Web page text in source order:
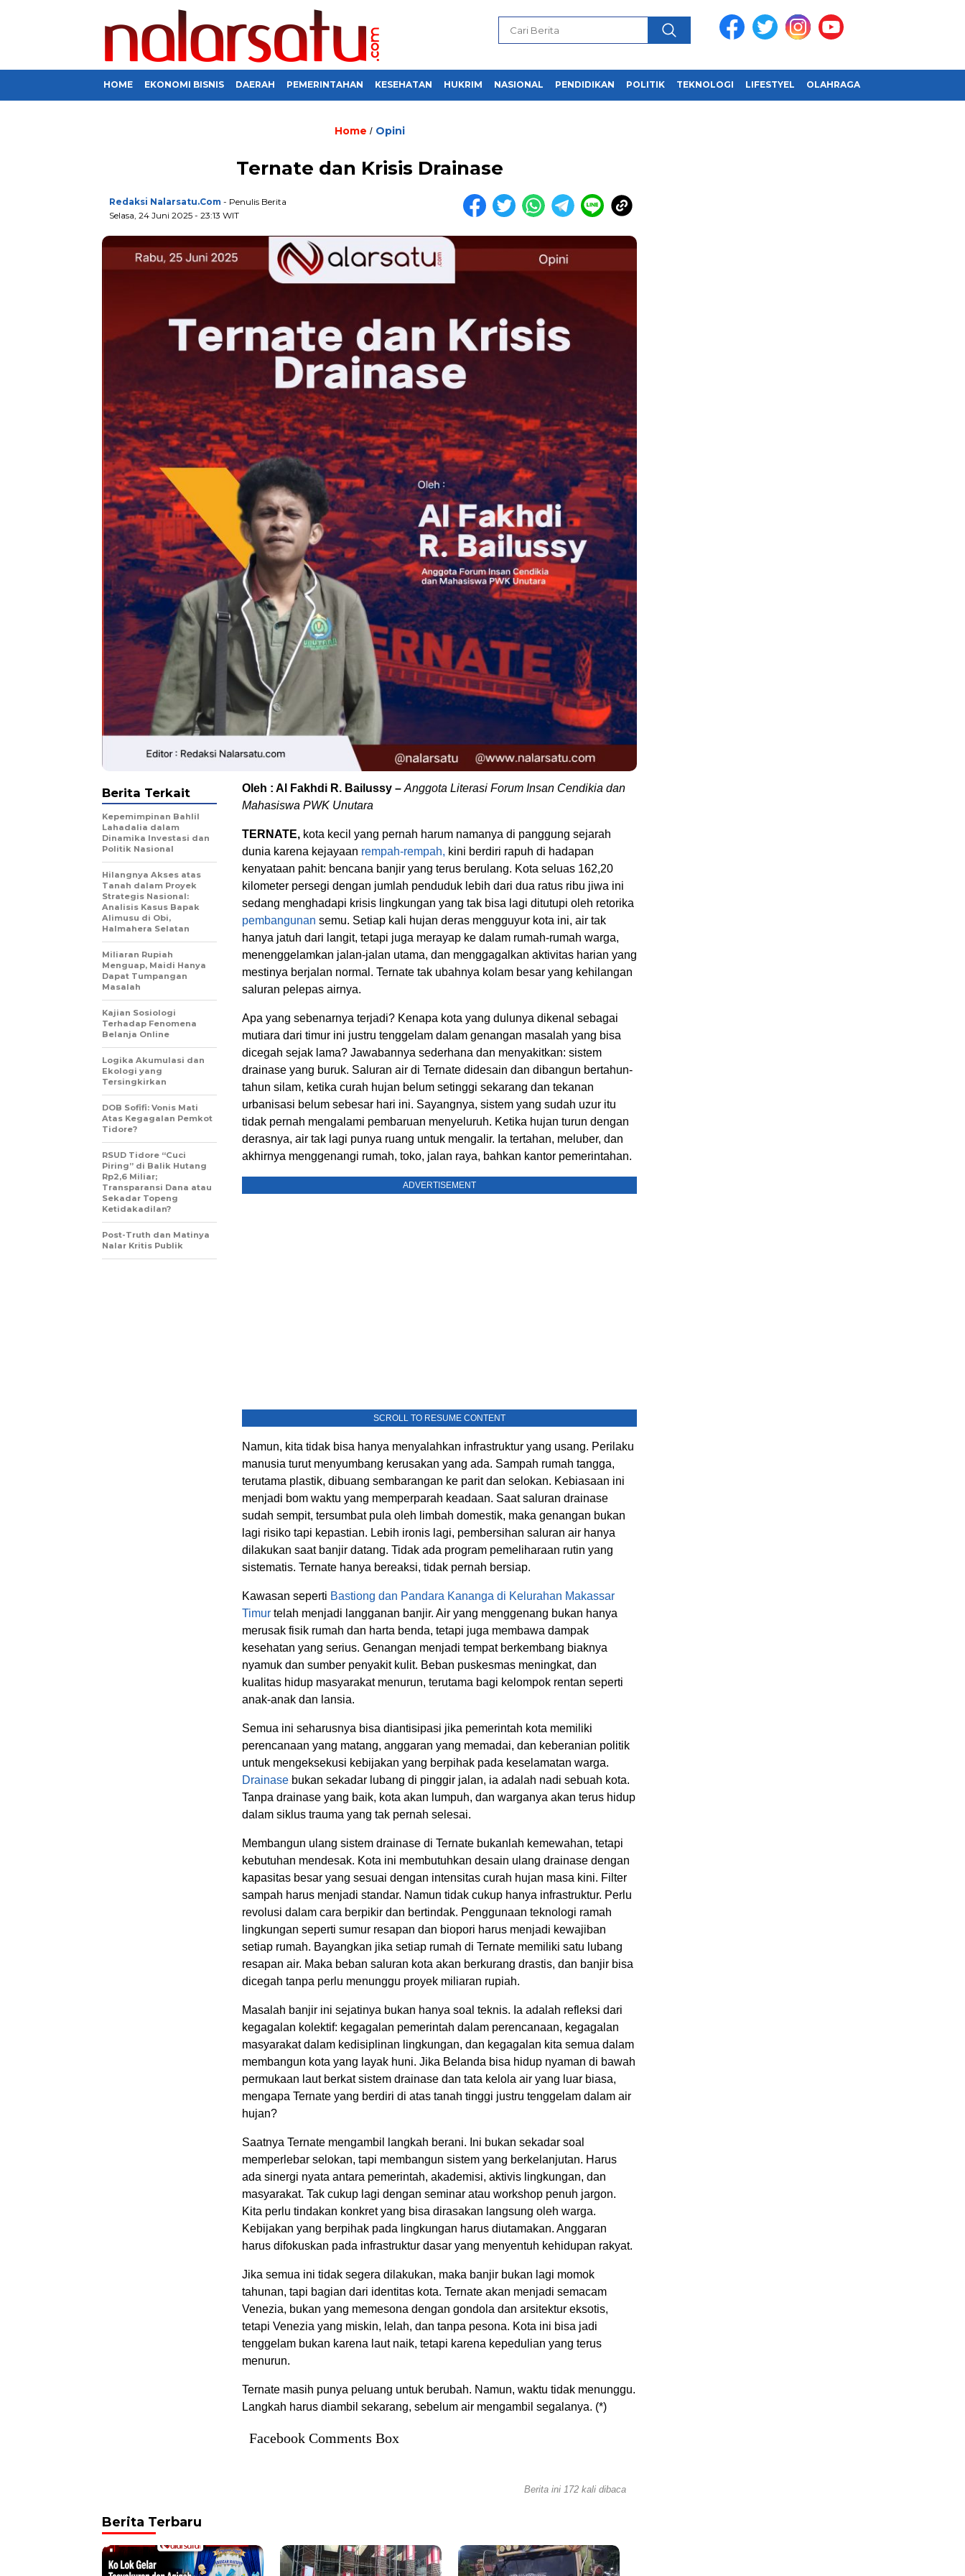
HOME EKONOMI BISNIS DAERAH PEMERINTAHAN KESEHATAN HUKRIM NASIONAL PENDIDIKAN POLITIK TEKNOLOGI LIFESTYEL OLAHRAGA
Home / Opini
Ternate dan Krisis Drainase
Redaksi Nalarsatu.com - Penulis Berita
Selasa, 24 Juni 2025 - 23:13 WIT
Oleh : Al Fakhdi R. Bailussy – Anggota Literasi Forum Insan Cendikia dan
Mahasiswa PWK Unutara
TERNATE, kota kecil yang pernah harum namanya di panggung sejarah
dunia karena kejayaan rempah-rempah, kini berdiri rapuh di hadapan
kenyataan pahit: bencana banjir yang terus berulang. Kota seluas 162,20
kilometer persegi dengan jumlah penduduk lebih dari dua ratus ribu jiwa ini
sedang menghadapi krisis lingkungan yang tak bisa lagi ditutupi oleh retorika
pembangunan semu. Setiap kali hujan deras mengguyur kota ini, air tak
hanya jatuh dari langit, tetapi juga merayap ke dalam rumah-rumah warga,
menenggelamkan jalan-jalan utama, dan menggagalkan aktivitas harian yang
mestinya berjalan normal. Ternate tak ubahnya kolam besar yang kehilangan
saluran pelepas airnya.
Apa yang sebenarnya terjadi? Kenapa kota yang dulunya dikenal sebagai
mutiara dari timur ini justru tenggelam dalam genangan masalah yang bisa
dicegah sejak lama? Jawabannya sederhana dan menyakitkan: sistem
drainase yang buruk. Saluran air di Ternate didesain dan dibangun bertahun-
tahun silam, ketika curah hujan belum setinggi sekarang dan tekanan
urbanisasi belum sebesar hari ini. Sayangnya, sistem yang sudah uzur itu
tidak pernah mengalami pembaruan menyeluruh. Ketika hujan turun dengan
derasnya, air tak lagi punya ruang untuk mengalir. Ia tertahan, meluber, dan
akhirnya menggenangi rumah, toko, jalan raya, bahkan kantor pemerintahan.
ADVERTISEMENT
SCROLL TO RESUME CONTENT
Namun, kita tidak bisa hanya menyalahkan infrastruktur yang usang. Perilaku
manusia turut menyumbang kerusakan yang ada. Sampah rumah tangga,
terutama plastik, dibuang sembarangan ke parit dan selokan. Kebiasaan ini
menjadi bom waktu yang memperparah keadaan. Saat saluran drainase
sudah sempit, tersumbat pula oleh limbah domestik, maka genangan bukan
lagi risiko tapi kepastian. Lebih ironis lagi, pembersihan saluran air hanya
dilakukan saat banjir datang. Tidak ada program pemeliharaan rutin yang
sistematis. Ternate hanya bereaksi, tidak pernah bersiap.
Kawasan seperti Bastiong dan Pandara Kananga di Kelurahan Makassar
Timur telah menjadi langganan banjir. Air yang menggenang bukan hanya
merusak fisik rumah dan harta benda, tetapi juga membawa dampak
kesehatan yang serius. Genangan menjadi tempat berkembang biaknya
nyamuk dan sumber penyakit kulit. Beban puskesmas meningkat, dan
kualitas hidup masyarakat menurun, terutama bagi kelompok rentan seperti
anak-anak dan lansia.
Semua ini seharusnya bisa diantisipasi jika pemerintah kota memiliki
perencanaan yang matang, anggaran yang memadai, dan keberanian politik
untuk mengeksekusi kebijakan yang berpihak pada keselamatan warga.
Drainase bukan sekadar lubang di pinggir jalan, ia adalah nadi sebuah kota.
Tanpa drainase yang baik, kota akan lumpuh, dan warganya akan terus hidup
dalam siklus trauma yang tak pernah selesai.
Membangun ulang sistem drainase di Ternate bukanlah kemewahan, tetapi
kebutuhan mendesak. Kota ini membutuhkan desain ulang drainase dengan
kapasitas besar yang sesuai dengan intensitas curah hujan masa kini. Filter
sampah harus menjadi standar. Namun tidak cukup hanya infrastruktur. Perlu
revolusi dalam cara berpikir dan bertindak. Penggunaan teknologi ramah
lingkungan seperti sumur resapan dan biopori harus menjadi kewajiban
setiap rumah. Bayangkan jika setiap rumah di Ternate memiliki satu lubang
resapan air. Maka beban saluran kota akan berkurang drastis, dan banjir bisa
dicegah tanpa perlu menunggu proyek miliaran rupiah.
Masalah banjir ini sejatinya bukan hanya soal teknis. Ia adalah refleksi dari
kegagalan kolektif: kegagalan pemerintah dalam perencanaan, kegagalan
masyarakat dalam kedisiplinan lingkungan, dan kegagalan kita semua dalam
membangun kota yang layak huni. Jika Belanda bisa hidup nyaman di bawah
permukaan laut berkat sistem drainase dan tata kelola air yang luar biasa,
mengapa Ternate yang berdiri di atas tanah tinggi justru tenggelam dalam air
hujan?
Saatnya Ternate mengambil langkah berani. Ini bukan sekadar soal
memperlebar selokan, tapi membangun sistem yang berkelanjutan. Harus
ada sinergi nyata antara pemerintah, akademisi, aktivis lingkungan, dan
masyarakat. Tak cukup lagi dengan seminar atau workshop penuh jargon.
Kita perlu tindakan konkret yang bisa dirasakan langsung oleh warga.
Kebijakan yang berpihak pada lingkungan harus diutamakan. Anggaran
harus difokuskan pada infrastruktur dasar yang menyentuh kehidupan rakyat.
Jika semua ini tidak segera dilakukan, maka banjir bukan lagi momok
tahunan, tapi bagian dari identitas kota. Ternate akan menjadi semacam
Venezia, bukan yang memesona dengan gondola dan arsitektur eksotis,
tetapi Venezia yang miskin, lelah, dan tanpa pesona. Kota ini bisa jadi
tenggelam bukan karena laut naik, tetapi karena kepedulian yang terus
menurun.
Ternate masih punya peluang untuk berubah. Namun, waktu tidak menunggu.
Langkah harus diambil sekarang, sebelum air mengambil segalanya. (*)
Facebook Comments Box
Berita Terkait
Kepemimpinan Bahlil
Lahadalia dalam
Dinamika Investasi dan
Politik Nasional
Hilangnya Akses atas
Tanah dalam Proyek
Strategis Nasional:
Analisis Kasus Bapak
Alimusu di Obi,
Halmahera Selatan
Miliaran Rupiah
Menguap, Maidi Hanya
Dapat Tumpangan
Masalah
Kajian Sosiologi
Terhadap Fenomena
Belanja Online
Logika Akumulasi dan
Ekologi yang
Tersingkirkan
DOB Sofifi: Vonis Mati
Atas Kegagalan Pemkot
Tidore?
RSUD Tidore “Cuci
Piring” di Balik Hutang
Rp2,6 Miliar;
Transparansi Dana atau
Sekadar Topeng
Ketidakadilan?
Post-Truth dan Matinya
Nalar Kritis Publik
Berita ini 172 kali dibaca
Berita Terbaru